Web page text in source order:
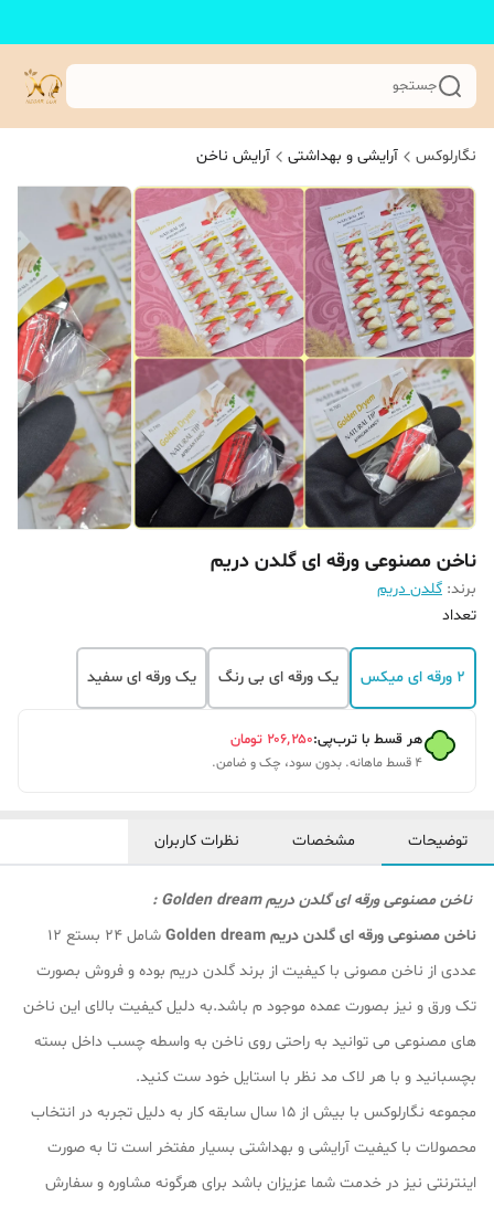
جستجو
نگارلوکس آرایشی و بهداشتی آرایش ناخن
ناخن مصنوعی ورقه ای گلدن دریم
برند: گلدن دریم
تعداد
2 ورقه ای میکس یک ورقه ای بی رنگ یک ورقه ای سفید
هر قسط با ترب‌پی:۲۰۶٬۲۵۰ تومان
۴ قسط ماهانه. بدون سود، چک و ضامن.
توضیحات مشخصات نظرات کاربران
ناخن مصنوعی ورقه ای گلدن دریم Golden dream :
ناخن مصنوعی ورقه ای گلدن دریم Golden dream
شامل 24 بستع 12
عددی از ناخن مصونی با کیفیت از برند گلدن دریم بوده و فروش بصورت
تک ورق و نیز بصورت عمده موجود م باشد.به دلیل کیفیت بالای این ناخن
های مصنوعی می توانید به راحتی روی ناخن به واسطه چسب داخل بسته
بچسبانید و با هر لاک مد نظر با استایل خود ست کنید.
مجموعه نگارلوکس با بیش از ۱۵ سال سابقه کار به دلیل تجربه در انتخاب
محصولات با کیفیت آرایشی و بهداشتی بسیار مفتخر است تا به صورت
اینترنتی نیز در خدمت شما عزیزان باشد برای هرگونه مشاوره و سفارش